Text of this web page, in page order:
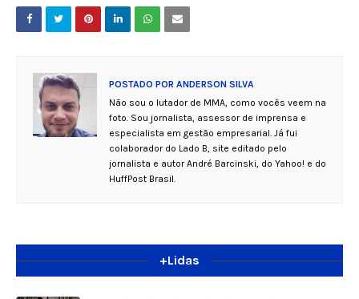
POSTADO POR ANDERSON SILVA
Não sou o lutador de MMA, como vocês veem na
foto. Sou jornalista, assessor de imprensa e
especialista em gestão empresarial. Já fui
colaborador do Lado B, site editado pelo
jornalista e autor André Barcinski, do Yahoo! e do
HuffPost Brasil.
+Lidas